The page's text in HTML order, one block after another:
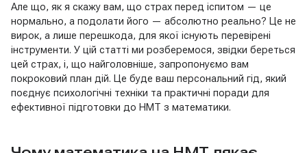
Але що, як я скажу вам, що страх перед іспитом — це
нормально, а подолати його — абсолютно реально? Це не
вирок, а лише перешкода, для якої існують перевірені
інструменти. У цій статті ми розберемося, звідки береться
цей страх, і, що найголовніше, запропонуємо вам
покроковий план дій. Це буде ваш персональний гід, який
поєднує психологічні техніки та практичні поради для
ефективної підготовки до НМТ з математики.